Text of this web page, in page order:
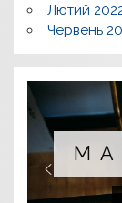
Лютий
Червень